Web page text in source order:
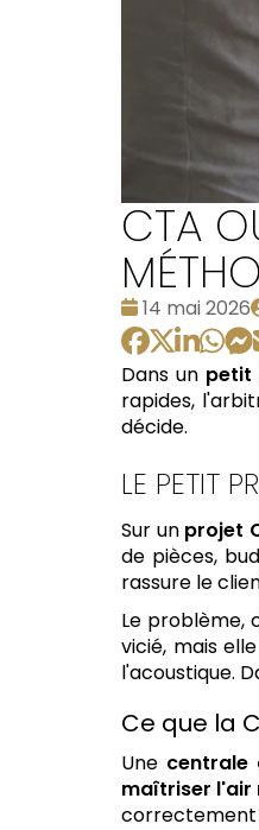
CTA
Date
:
14 mai 2026
Dans un petit
rapides,
décide.
LE PETIT
Sur un projet
de pièces,
rassure le
Le problème,
vicié, mais
l'acoustique.
Ce que la
Une centrale
maîtriser l'air
correctement